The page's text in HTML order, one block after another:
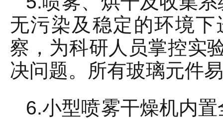
无污染及稳定的环境
察，为科研人员掌控实
决问题。所有玻璃元件
6.小型喷雾干燥机内